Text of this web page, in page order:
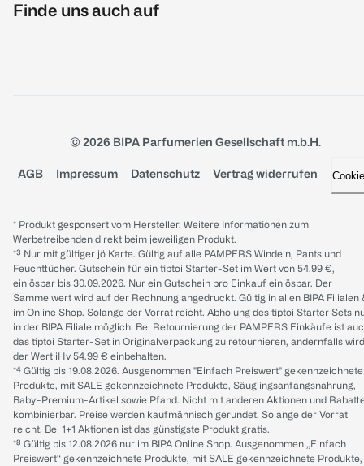
Finde uns auch auf
© 2026 BIPA Parfumerien Gesellschaft m.b.H.
AGB Impressum Datenschutz Vertrag widerrufen
* Produkt gesponsert vom Hersteller. Weitere Informationen zum
Werbetreibenden direkt beim jeweiligen Produkt.
*³ Nur mit gültiger jö Karte. Gültig auf alle PAMPERS Windeln, Pants und
Feuchttücher. Gutschein für ein tiptoi Starter-Set im Wert von 54.99 €,
einlösbar bis 30.09.2026. Nur ein Gutschein pro Einkauf einlösbar. Der
Sammelwert wird auf der Rechnung angedruckt. Gültig in allen BIPA Filialen
im Online Shop. Solange der Vorrat reicht. Abholung des tiptoi Starter Sets
in der BIPA Filiale möglich. Bei Retournierung der PAMPERS Einkäufe ist
das tiptoi Starter-Set in Originalverpackung zu retournieren, andernfalls wird
der Wert iHv 54.99 € einbehalten.
*⁴ Gültig bis 19.08.2026. Ausgenommen "Einfach Preiswert" gekennzeichnete
Produkte, mit SALE gekennzeichnete Produkte, Säuglingsanfangsnahrung,
Baby-Premium-Artikel sowie Pfand. Nicht mit anderen Aktionen und
kombinierbar. Preise werden kaufmännisch gerundet. Solange der Vorrat
reicht. Bei 1+1 Aktionen ist das günstigste Produkt gratis.
*⁸ Gültig bis 12.08.2026 nur im BIPA Online Shop. Ausgenommen „Einfach
Preiswert“ gekennzeichnete Produkte, mit SALE gekennzeichnete Produkte,